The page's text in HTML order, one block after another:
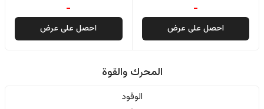
-
احصل على عرض
-
احصل على عرض
المحرك والقوة
الوقود